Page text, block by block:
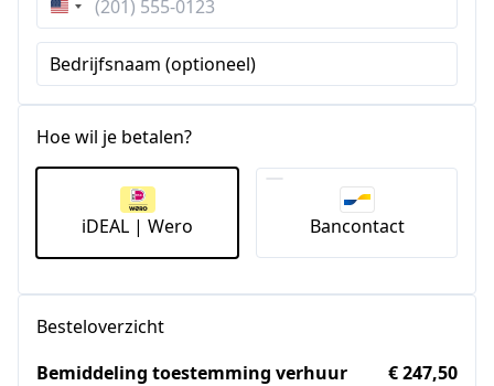
Verenigde
Staten
+1
Bedrijfsnaam (optioneel)
Hoe wil je betalen?
iDEAL | Wero Bancontact
Besteloverzicht
Bemiddeling toestemming verhuur
€ 247,50